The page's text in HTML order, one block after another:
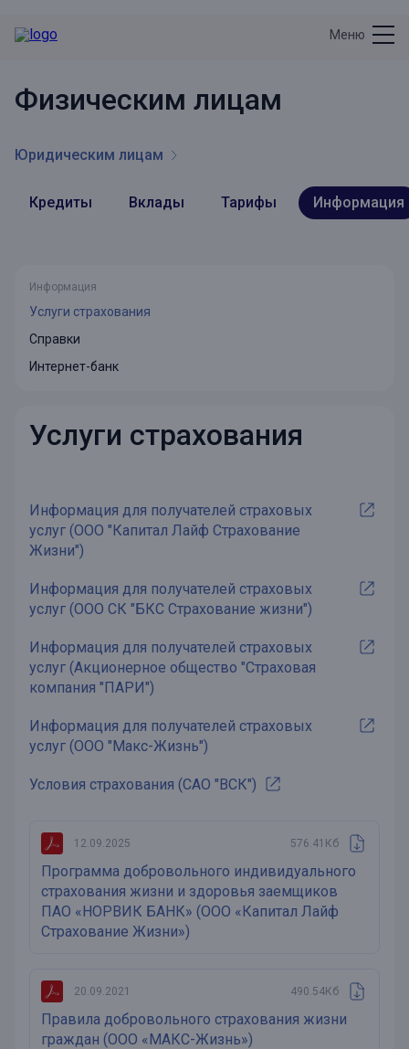
Меню
Физическим лицам
Кредиты Вклады Тарифы Информация
Юридическим лицам
Информация
Услуги страхования
Справки
Интернет-банк
Услуги страхования
Информация для получателей страховых
услуг (ООО "Капитал Лайф Страхование
Жизни")
Информация для получателей страховых
услуг (ООО СК "БКС Страхование жизни")
Информация для получателей страховых
услуг (Акционерное общество "Страховая
компания "ПАРИ")
Информация для получателей страховых
услуг (ООО "Макс-Жизнь")
Условия страхования (САО "ВСК")
12.09.2025 576.41Кб
Программа добровольного индивидуального
страхования жизни и здоровья заемщиков
ПАО «НОРВИК БАНК» (ООО «Капитал Лайф
Страхование Жизни»)
20.09.2021 490.54Кб
Правила добровольного страхования жизни
граждан (ООО «МАКС-Жизнь»)